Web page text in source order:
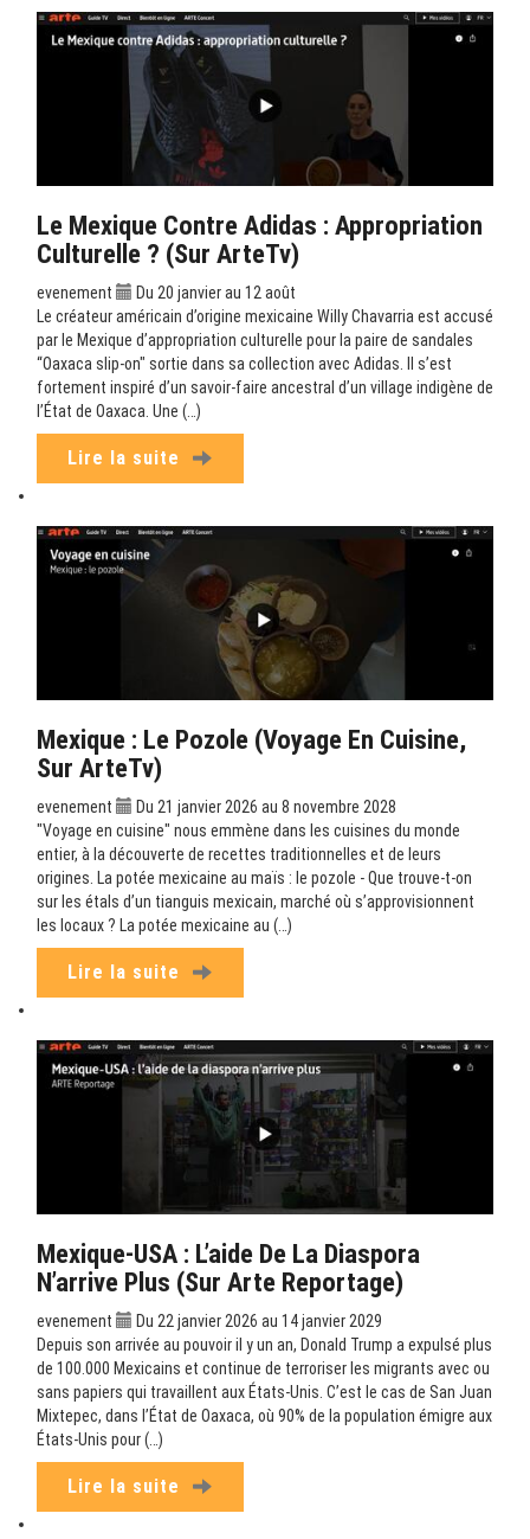
Le Mexique Contre Adidas : Appropriation
Culturelle ? (sur ArteTv)
evenement
Du 20 janvier au 12 août
Le créateur américain d’origine mexicaine Willy Chavarria est accusé
par le Mexique d’appropriation culturelle pour la paire de sandales
“Oaxaca slip-on" sortie dans sa collection avec Adidas. Il s’est
fortement inspiré d’un savoir-faire ancestral d’un village indigène de
l’État de Oaxaca. Une (…)
Lire la suite
Mexique : Le Pozole (Voyage En Cuisine,
Sur ArteTv)
evenement
Du 21 janvier 2026 au 8 novembre 2028
"Voyage en cuisine" nous emmène dans les cuisines du monde
entier, à la découverte de recettes traditionnelles et de leurs
origines. La potée mexicaine au maïs : le pozole - Que trouve-t-on
sur les étals d’un tianguis mexicain, marché où s’approvisionnent
les locaux ? La potée mexicaine au (…)
Lire la suite
Mexique-USA : L’aide De La Diaspora
N’arrive Plus (sur Arte Reportage)
evenement
Du 22 janvier 2026 au 14 janvier 2029
Depuis son arrivée au pouvoir il y un an, Donald Trump a expulsé plus
de 100.000 Mexicains et continue de terroriser les migrants avec ou
sans papiers qui travaillent aux États-Unis. C’est le cas de San Juan
Mixtepec, dans l’État de Oaxaca, où 90% de la population émigre aux
États-Unis pour (…)
Lire la suite